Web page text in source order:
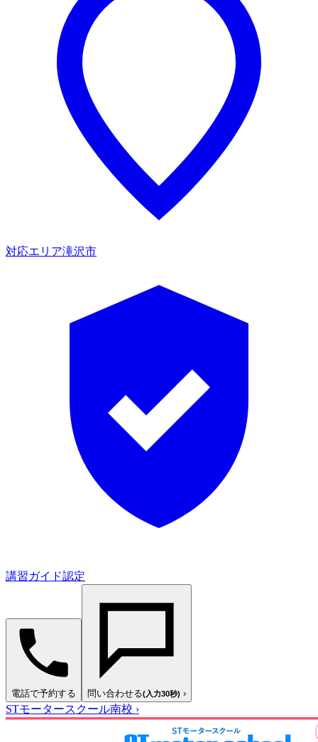
対応エリア滝沢市
講習ガイド認定
電話で予約する 問い合わせる(入力30秒) ›
STモータースクール南校 ›